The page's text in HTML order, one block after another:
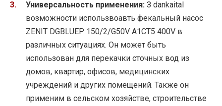
Универсальность применения: З dankaital
возможности использвоавть фекальный насос
ZENIT DGBLUEP 150/2/G50V A1CT5 400V в
различных ситуациях. Он может быть
использован для перекачки сточных вод из
домов, квартир, офисов, медицинских
учреждений и других помещений. Также он
применим в сельском хозяйстве, строительстве